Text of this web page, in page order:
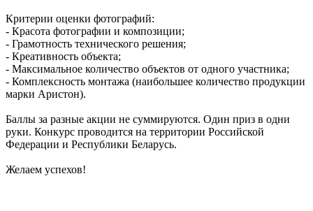
Критерии оценки фотографий:
- Красота фотографии и композиции;
- Грамотность технического решения;
- Креативность объекта;
- Максимальное количество объектов от одного участника;
- Комплексность монтажа (наибольшее количество продукции
марки Аристон).
Баллы за разные акции не суммируются. Один приз в одни
руки. Конкурс проводится на территории Российской
Федерации и Республики Беларусь.
Желаем успехов!